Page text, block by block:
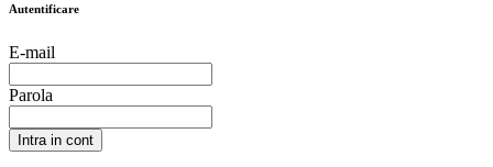
Autentificare
E-mail
Parola
Intra in cont